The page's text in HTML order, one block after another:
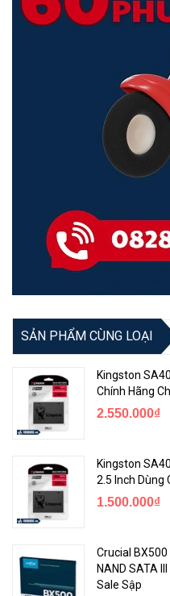
SẢN PHẨM CÙNG LOẠI
Kingston
Chính Hãng
2.550.000₫
Kingston
2.5 Inch Dùng
1.500.000₫
Crucial BX500
NAND SATA
Sale Sập